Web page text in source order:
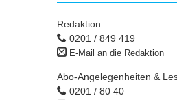
Redaktion
0201 / 849 419
E-Mail an die Redaktion
Abo-Angelegenheiten &
0201 / 80 40